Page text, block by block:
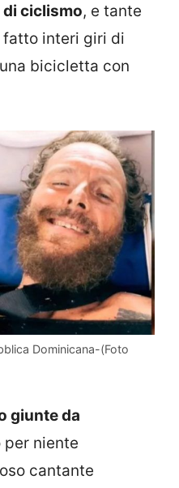
ciclismo, e tante
fatto interi giri di
bicicletta con
Dominicana-(Foto
giunte da
per niente
cantante